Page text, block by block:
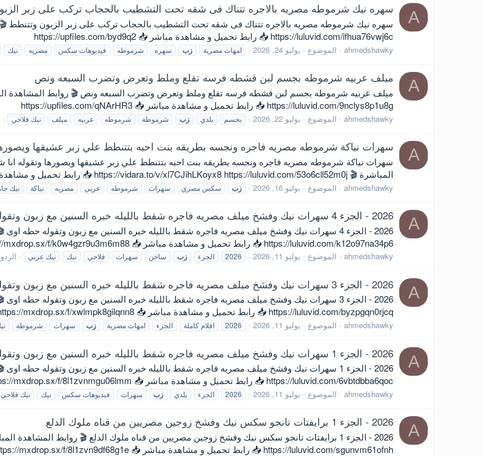
A سهره نيك شرموطه مصريه بالاجره تتناك فى شقه تحت التشطيب بالحجاب تركب على زبر
https://luluvid.com/ifhua76vwj6c 📥 رابط تحميل و مشاهدة مباشر 📥 https://upfiles.com/byd9q2
ahmedshawky الموضوع يوليو 24, 2026 امهات مصرية زب سهره شرموطه فيديوهات سكس مصريه نيك
A ميلف عربيه شرموطه بجسم لبن قشطه فرسه تقلع وملط وتعرض وتضرب السبعه ونص
https://luluvid.com/9nclys8p1u8g 📥 رابط تحميل و مشاهدة مباشر 📥 https://upfiles.com/qNArHR3
ahmedshawky الموضوع يوليو 22, 2026 بجسم بلدي زب شرموطة شرموطه عربيه ميلف نيك فلاحي
A سهرات نياكة شرموطه مصريه فاجره ونجسه بطريقه بنت احبه بتتنطط علي زبر عشيقها
سهرات نياكة شرموطه مصريه فاجره ونجسه بطريقه بنت احبه بتتنطط علي زبر عشيقها ويصورها وتقوله
المباشرة 🎬 https://vidara.to/v/xl7CJihLKoyx8 https://luluvid.com/53o6cll52m0j 📥 رابط تحميل و مشاهدة مباشر 📥 https://mxdrop.sx/f/r6plwppwcpnjg1
ahmedshawky الموضوع يوليو 16, 2026 زب سكس مصري سهرات شرموطه عربي مصريه نياكة نيك
A 2026 - الجزء 4 سهرات نيك وفشخ ميلف مصريه فاجره شقط بالليله خبره السنين مع زبون وتقوله حطه اوى
https://luluvid.com/k12o97na34p6 📥 رابط تحميل و مشاهدة مباشر 📥 https://mxdrop.sx/f/k0w4gzr9u3m6m88
ahmedshawky الموضوع يوليو 11, 2026 2026 الجزء زب ساخن سهرات فلاحي نيك نيك عربي
A 2026 - الجزء 3 سهرات نيك وفشخ ميلف مصريه فاجره شقط بالليله خبره السنين مع زبون وتقوله حطه اوى
https://luluvid.com/byzpgqn0rjcq 📥 رابط تحميل و مشاهدة مباشر 📥 https://mxdrop.sx/f/xwlmpk8gilqnn8
ahmedshawky الموضوع يوليو 11, 2026 2026 افلام كاملة الجزء امهات مصرية زب سهرات شرموطة
A 2026 - الجزء 1 سهرات نيك وفشخ ميلف مصريه فاجره شقط بالليله خبره السنين مع زبون وتقوله حطه اوى
https://luluvid.com/6vbtdbba6qoc 📥 رابط تحميل و مشاهدة مباشر 📥 https://mxdrop.sx/f/8l1zvnmgu06lmm
ahmedshawky الموضوع يوليو 11, 2026 2026 الجزء بلدي زب سهرات فيديوهات سكس نيك نيك فلاحي
A 2026 - الجزء 1 برايفتات تانجو سكس نيك وفشخ زوجين مصريين من قناه ملوك الدلع
https://luluvid.com/sgunvm61ofnh 📥 رابط تحميل و مشاهدة مباشر 📥 https://mxdrop.sx/f/8l1zvn9df68g1e